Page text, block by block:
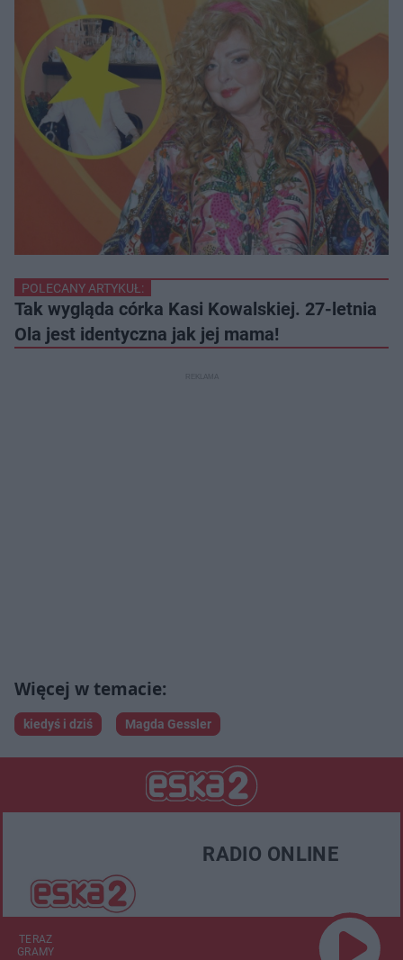
POLECANY ARTYKUŁ:
Tak wygląda córka Kasi Kowalskiej. 27-letnia
Ola jest identyczna jak jej mama!
kiedyś i dziś Magda Gessler
RADIO ONLINE
TERAZ
GRAMY